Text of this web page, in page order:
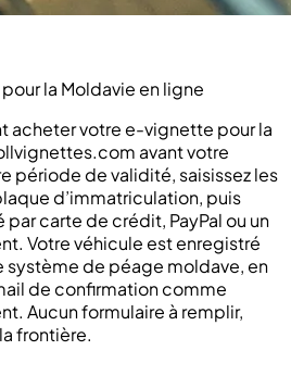
la Moldavie en ligne
acheter votre e-vignette pour la
avant votre
période de validité, saisissez les
d’immatriculation, puis
carte de crédit, PayPal ou un
Votre véhicule est enregistré
système de péage moldave, en
de confirmation comme
Aucun formulaire à remplir,
frontière.